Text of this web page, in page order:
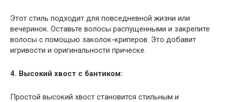
Этот стиль подходит для повседневной жизни или
вечеринок. Оставьте волосы распущенными и закрепите
волосы с помощью заколок-криперов. Это добавит
игривости и оригинальности прическе.
4. Высокий хвост с бантиком:
Простой высокий хвост становится стильным и